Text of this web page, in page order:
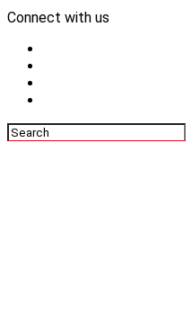
Connect with us